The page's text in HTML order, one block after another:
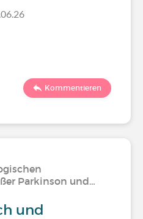
Kommentieren
Parkinson und…
und